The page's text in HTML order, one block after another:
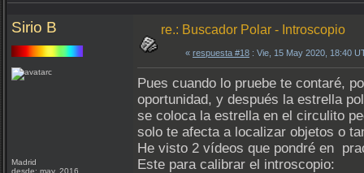
Sirio B
Madrid
desde: may, 2016
re.: Buscador Polar - Introscopio
« respuesta #18 : Vie, 15 May 2020, 18:40
Pues cuando lo pruebe te contaré,
oportunidad, y después la estrella
se coloca la estrella en el circulito
solo te afecta a localizar objetos o
He visto 2 vídeos que pondré en
Este para calibrar el introscopio: